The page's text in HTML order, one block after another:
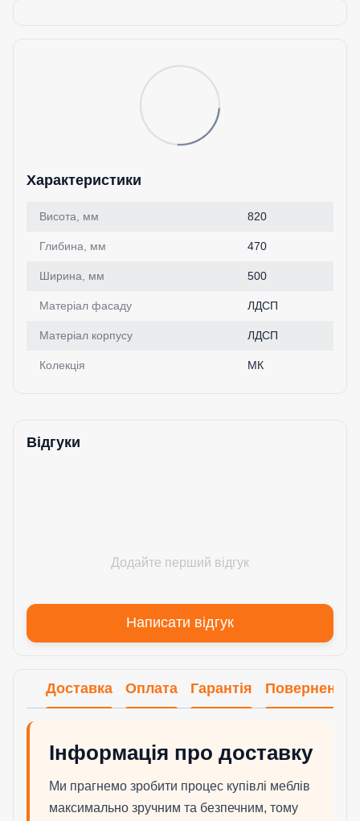
Характеристики
Висота, мм 820
Глибина, мм 470
Ширина, мм 500
Матеріал фасаду ЛДСП
Матеріал корпусу ЛДСП
Колекція МК
Відгуки
Додайте перший відгук
Написати відгук
Доставка Оплата Гарантія Повернення
Інформація про доставку
Ми прагнемо зробити процес купівлі меблів
максимально зручним та безпечним, тому